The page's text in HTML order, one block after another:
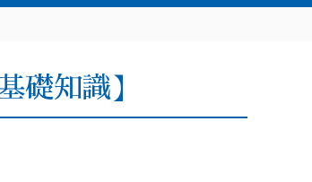
礎知識】